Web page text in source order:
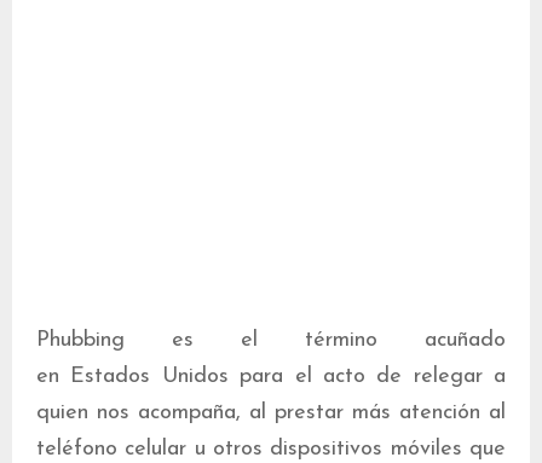
Phubbing es el término acuñado
en Estados Unidos para el acto de relegar a
quien nos acompaña, al prestar más atención al
teléfono celular u otros dispositivos móviles que